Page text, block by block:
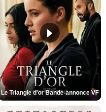
Le Triangle d'or Bande-annonce VF